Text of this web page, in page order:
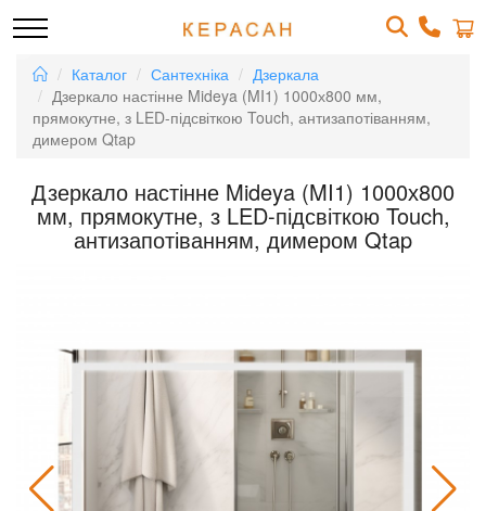
Каталог Сантехніка
Дзеркала
Дзеркало настінне Mideya (MI1) 1000х800 мм,
прямокутне, з LED-підсвіткою Touch, антизапотіванням,
димером Qtap
Дзеркало настінне Mideya (MI1) 1000х800
мм, прямокутне, з LED-підсвіткою Touch,
антизапотіванням, димером Qtap